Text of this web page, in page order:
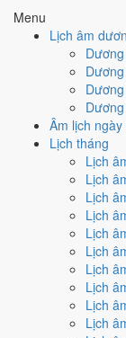
Menu
Lịch âm
Âm lịch ngày
Lịch tháng
Lịch
Lịch
Lịch
Lịch
Lịch
Lịch
Lịch
Lịch
Lịch
Lịch
Địa Chi
(Tuất)
Con Tuất
Kim · Thoa
Xuyến Kim
Thái Tuế
Thổ Tuất
(chính
cung)
Màu hợp Trắng/Bạc
Vàng đất
183 /182
ngày
Luận giải ngũ hành,
gian. Nguồn tham
Phương Thư. Dùng
luận khoa học.